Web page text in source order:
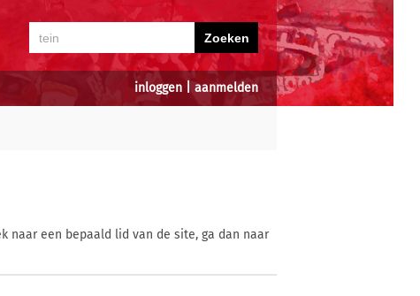
inloggen aanmelden
naar een bepaald lid van de site, ga dan naar